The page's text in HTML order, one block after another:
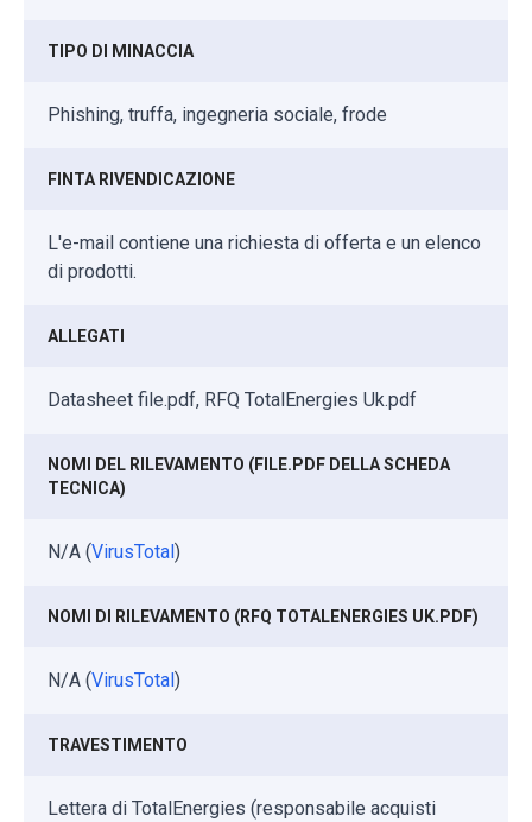
TIPO DI MINACCIA
Phishing, truffa, ingegneria sociale, frode
FINTA RIVENDICAZIONE
L'e-mail contiene una richiesta di offerta e un elenco
di prodotti.
ALLEGATI
Datasheet file.pdf, RFQ TotalEnergies Uk.pdf
NOMI DEL RILEVAMENTO (FILE.PDF DELLA SCHEDA
TECNICA)
N/A (VirusTotal )
NOMI DI RILEVAMENTO (RFQ TOTALENERGIES UK.PDF)
N/A (VirusTotal )
TRAVESTIMENTO
Lettera di TotalEnergies (responsabile acquisti